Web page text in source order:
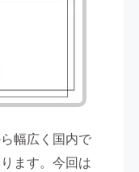
幅広く国内で
ます。今回は